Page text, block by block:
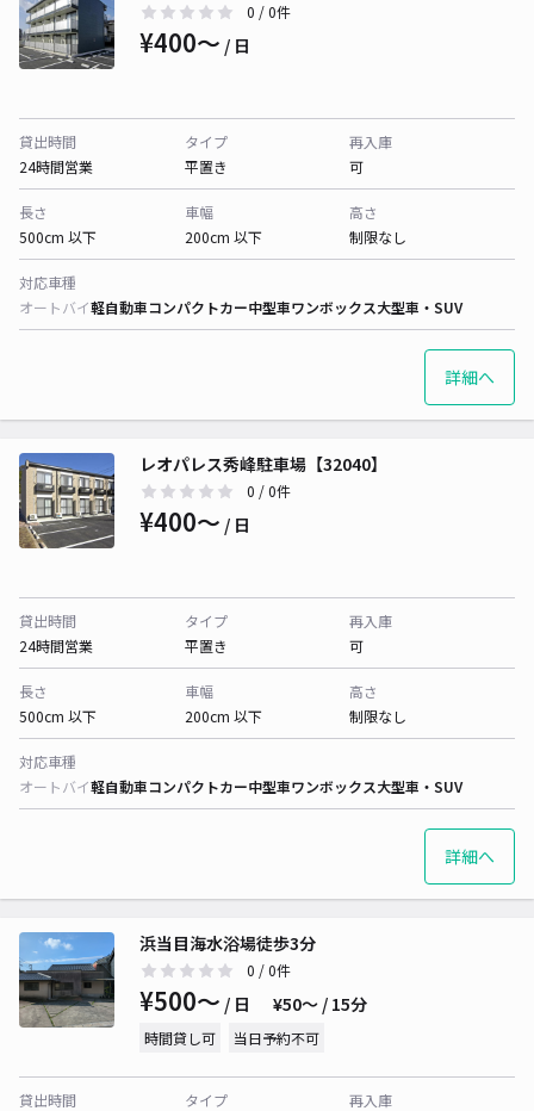
0 / 0件
¥400〜 / 日
貸出時間
24時間営業
タイプ
平置き
再入庫
可
長さ
500cm 以下
車幅
200cm 以下
高さ
制限なし
対応車種
オートバイ軽自動車コンパクトカー中型車ワンボックス大型車・SUV
詳細へ
レオパレス秀峰駐車場【32040】
0 / 0件
¥400〜 / 日
貸出時間
24時間営業
タイプ
平置き
再入庫
可
長さ
500cm 以下
車幅
200cm 以下
高さ
制限なし
対応車種
オートバイ軽自動車コンパクトカー中型車ワンボックス大型車・SUV
詳細へ
浜当目海水浴場徒歩3分
0 / 0件
¥500〜 / 日 ¥50〜 / 15分
時間貸し可 当日予約不可
貸出時間
タイプ
再入庫